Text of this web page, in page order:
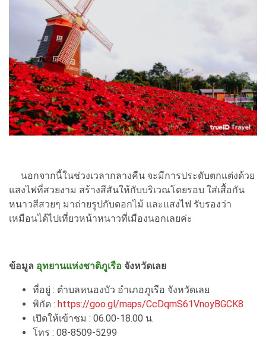
นอกจากนี้ในช่วงเวลากลางคืน จะมีการประดับตกแต่งด้วย
แสงไฟที่สวยงาม สร้างสีสันให้กับบริเวณโดยรอบ ใส่เสื้อกัน
หนาวสีสวยๆ มาถ่ายรูปกับดอกไม้ และแสงไฟ รับรองว่า
เหมือนได้ไปเที่ยวหน้าหนาวที่เมืองนอกเลยค่ะ
ข้อมูล อุทยานแห่งชาติภูเรือ จังหวัดเลย
ที่อยู่ : ตำบลหนองบัว อำเภอภูเรือ จังหวัดเลย
พิกัด : https://goo.gl/maps/CcDqmS61VnoyBGCK8
เปิดให้เข้าชม : 06.00-18.00 น.
โทร : 08-8509-5299